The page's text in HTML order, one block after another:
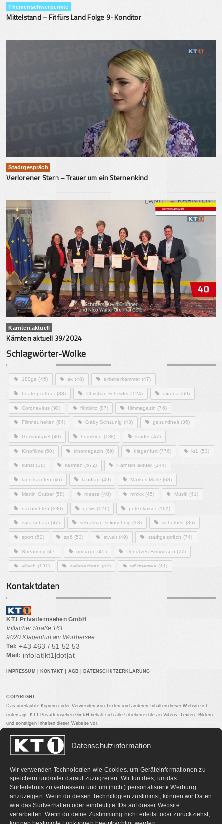
Datenschutzinformation
Wir verwenden Technologien wie Cookies, um Geräteinformationen zu
speichern und/oder darauf zuzugreifen. Wir tun dies, um das
Surferlebnis zu verbessern und um (nicht) personalisierte Werbung
anzuzeigen. Wenn du diesen Technologien zustimmst, können wir Daten
wie das Surfverhalten oder eindeutige IDs auf dieser Website
verarbeiten. Wenn du deine Zustimmung nicht erteilst oder zurückziehst,
Themenschwerpunkte
Mittelstand – Fit fürs Land Folge 9- Konditor
Stadtgespräch
Verlorener Stern – Trauer um ein Sternenkind
Kärnten.aktuell
Kärnten aktuell 39/2024
Schlagwörter-Wolke
180ga (45) ak (48) arbeiterkammer (47)
beate prettner(38) Christian Scheider (124) corona (69)
Coronavirus (90) filmblitz (87) filmmagazin (76)
Filmneuheiten (64) Gaby Schaunig (43) gesundheit(36)
Gewinnspiel (40) heimkino (138) kinder (47)
Kinofilme (50) kinomagazin (69) klagenfurt(776) kt1 (53)
kunst (38) kärnten (672) Kärnten aktuell (144)
land kärnten (46) landtag (49) Markus Malle (68)
Martin Gruber (58) messe (40) mmkk(45) Musik (41)
nachrichten (280) news(126) peter kaiser(162)
sara schaar (47) sebastian schuschnig (38) sicherheit (36)
sport (52) spö (53) st.veit(49) stadtgespräch (74)
Streaming (47) umfrage (45) Unnützes Filmwissen (77)
villach (131) weihnachten (44) wörthersee (44)
Kontaktdaten
KT1 Privatfernsehen GmbH
Villacher Straße 161
9020 Klagenfurt am Wörthersee
Tel: +43 463 / 51 52 53
Mail: info[at]kt1[dot]at
IMPRESSUM KONTAKT AGB DATENSCHUTZERKLÄRUNG
COPYRIGHT:
Das unerlaubte Kopieren oder Verwenden von Texten und anderen Inhalten dieser Website ist
untersagt. KT1 Privatfernsehen GmbH behält sich alle Urheberrechte an Videos, Texten, Bildern
und sonstigen Inhalten dieser Website vor.
PARTNERLINKS: